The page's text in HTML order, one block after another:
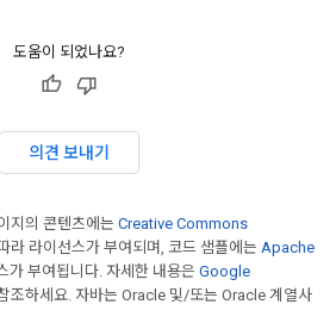
도움이 되었나요?
의견 보내기
지의 콘텐츠에는 Creative Commons
라 라이선스가 부여되며, 코드 샘플에는 Apache
가 부여됩니다. 자세한 내용은 Google
조하세요. 자바는 Oracle 및/또는 Oracle 계열사